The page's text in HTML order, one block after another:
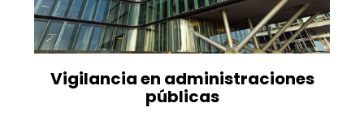
Vigilancia en administraciones
públicas